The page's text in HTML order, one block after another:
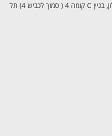
הרוקמים 26 פארק עסקים עזריאלי חולון, בניין C קומה 4 ( סמוך לכביש 4) תל